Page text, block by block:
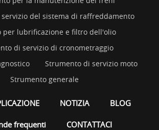
del sistema di raffreddamento
per lubrificazione e filtro dell'olio
di servizio di cronometraggio
Strumento di servizio moto
Strumento generale
NOTIZIA BLOG
frequenti CONTATTACI